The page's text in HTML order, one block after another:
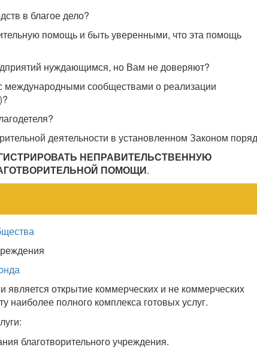
в благое дело?
помощь и быть уверенными, что эта помощь
нуждающимся, но Вам не доверяют?
международными сообществами о реализации
деятельности в установленном Законом
НЕПРАВИТЕЛЬСТВЕННУЮ
ПОМОЩИ.
открытие коммерческих и не коммерческих
наиболее полного комплекса готовых услуг.
благотворительного учреждения.